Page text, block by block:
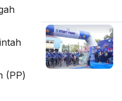
(PP)